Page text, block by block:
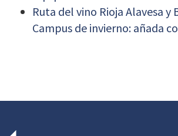
Ruta del vino Rioja Alavesa y
Campus de invierno: añada